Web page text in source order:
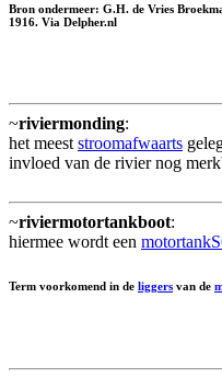
Bron ondermeer: G.H. de Vries
1916. Via Delpher.nl
~riviermonding:
het meeststroomafwaarts
invloed van de rivier nog
~riviermotortankboot:
hiermee wordt een
Term voorkomend in de liggers van de